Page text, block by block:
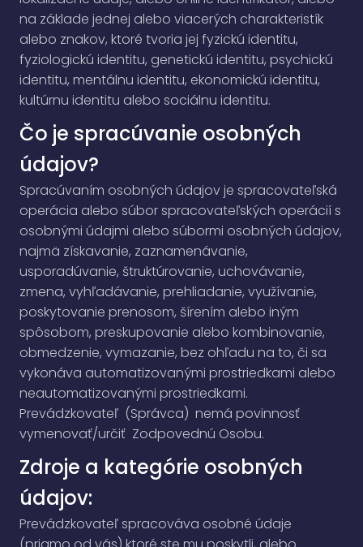
na základe jednej alebo viacerých charakteristík
alebo znakov, ktoré tvoria jej fyzickú identitu,
fyziologickú identitu, genetickú identitu, psychickú
identitu, mentálnu identitu, ekonomickú identitu,
kultúrnu identitu alebo sociálnu identitu.
Čo je spracúvanie osobných
údajov?
Spracúvaním osobných údajov je spracovateľská
operácia alebo súbor spracovateľských operácií s
osobnými údajmi alebo súbormi osobných údajov,
najmä získavanie, zaznamenávanie,
usporadúvanie, štruktúrovanie, uchovávanie,
zmena, vyhľadávanie, prehliadanie, využívanie,
poskytovanie prenosom, šírením alebo iným
spôsobom, preskupovanie alebo kombinovanie,
obmedzenie, vymazanie, bez ohľadu na to, či sa
vykonáva automatizovanými prostriedkami alebo
neautomatizovanými prostriedkami.
Prevádzkovateľ (Správca) nemá povinnosť
vymenovať/určiť Zodpovednú Osobu.
Zdroje a kategórie osobných
údajov:
Prevádzkovateľ spracováva osobné údaje